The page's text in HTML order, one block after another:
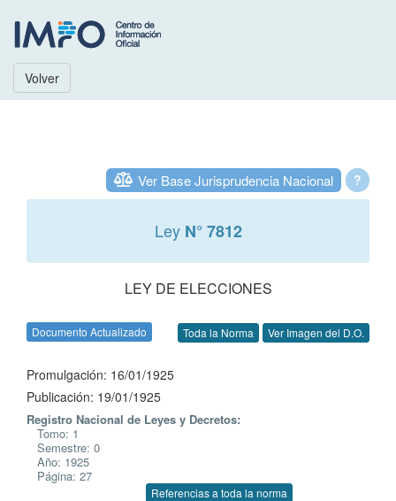
Volver
?
Ver Base Jurisprudencia Nacional
Ley N° 7812
LEY DE ELECCIONES
Documento Actualizado Toda la Norma Ver Imagen del D.O.
Promulgación: 16/01/1925
Publicación: 19/01/1925
Registro Nacional de Leyes y Decretos:
Tomo: 1
Semestre: 0
Año: 1925
Página: 27
Referencias a toda la norma